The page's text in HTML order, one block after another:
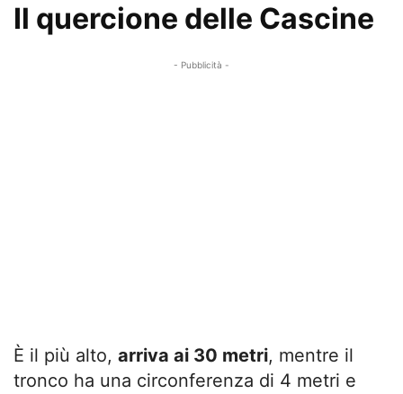
Il quercione delle Cascine
- Pubblicità -
È il più alto, arriva ai 30 metri, mentre il
tronco ha una circonferenza di 4 metri e